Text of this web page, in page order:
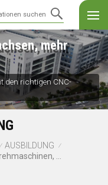
mehr
den richtigen CNC-
/ AUSBILDUNG /